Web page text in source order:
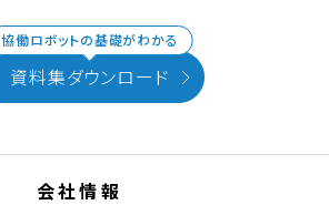
協働ロボットの基礎がわかる
資料集ダウンロード
会社情報